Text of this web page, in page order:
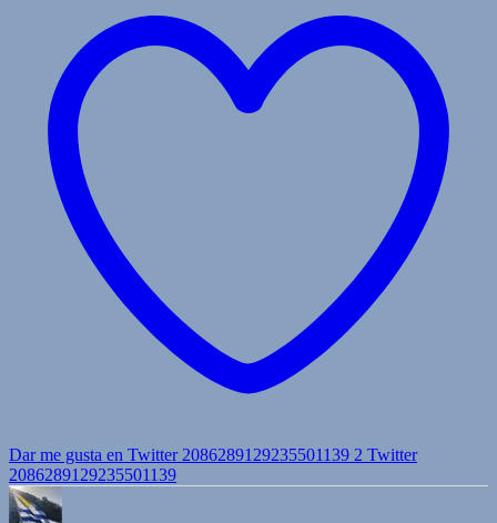
Dar me gusta en Twitter 2086289129235501139 2 Twitter
2086289129235501139